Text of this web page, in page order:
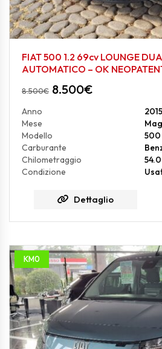
FIAT 500 1.2 69cv LOUNGE
AUTOMATICO – OK
8.500€ 8.500€
Anno
2015
Mese
Modello
500
Carburante
Chilometraggio
Condizione
Dettaglio
KM0